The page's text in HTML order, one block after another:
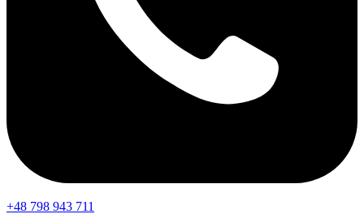
+48 798 943 711